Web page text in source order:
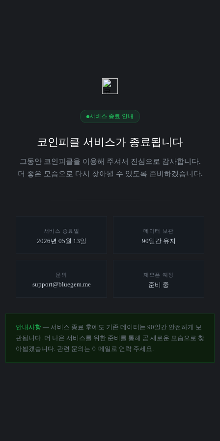
서비스 종료 안내
코인피클 서비스가 종료됩니다
그동안 코인피클을 이용해 주셔서 진심으로 감사합니다.
더 좋은 모습으로 다시 찾아뵐 수 있도록 준비하겠습니다.
서비스 종료일
2026년 05월 13일
데이터 보관
90일간 유지
문의
support@bluegem.me
재오픈 예정
준비 중
안내사항 — 서비스 종료 후에도 기존 데이터는 90일간 안전하게 보
관됩니다. 더 나은 서비스를 위한 준비를 통해 곧 새로운 모습으로 찾
아뵙겠습니다. 관련 문의는 이메일로 연락 주세요.